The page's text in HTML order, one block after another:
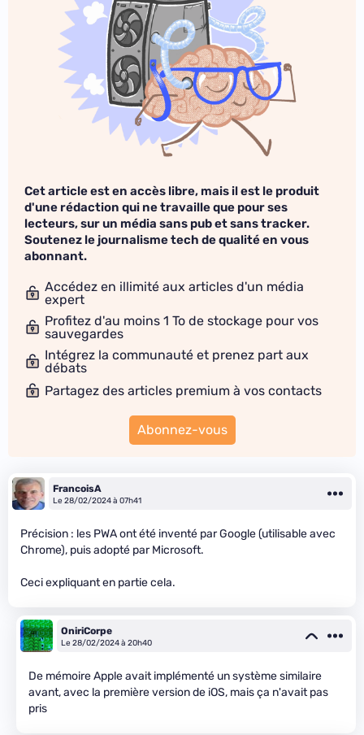
Cet article est en accès libre, mais il est le produit
d'une rédaction qui ne travaille que pour ses
lecteurs, sur un média sans pub et sans tracker.
Soutenez le journalisme tech de qualité en vous
abonnant.
Accédez en illimité aux articles d'un média
expert
Profitez d'au moins 1 To de stockage pour vos
sauvegardes
Intégrez la communauté et prenez part aux
débats
Partagez des articles premium à vos contacts
Abonnez-vous
FrancoisA
Le 28/02/2024 à 07h41
Précision : les PWA ont été inventé par Google (utilisable avec
Chrome), puis adopté par Microsoft.
Ceci expliquant en partie cela.
OniriCorpe
Le 28/02/2024 à 20h40
De mémoire Apple avait implémenté un système similaire
avant, avec la première version de iOS, mais ça n'avait pas
pris